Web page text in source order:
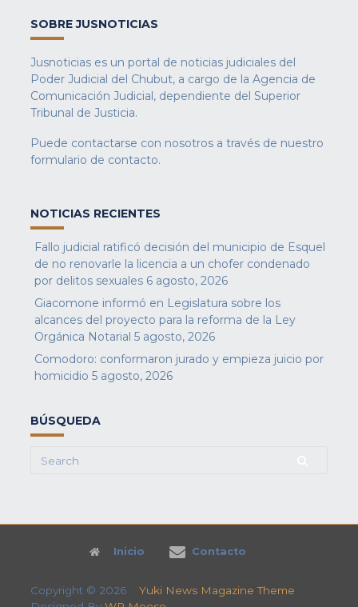
SOBRE JUSNOTICIAS
Jusnoticias es un portal de noticias judiciales del
Poder Judicial del Chubut, a cargo de la Agencia de
Comunicación Judicial, dependiente del Superior
Tribunal de Justicia.
Puede contactarse con nosotros a través de nuestro
formulario de contacto.
NOTICIAS RECIENTES
Fallo judicial ratificó decisión del municipio de Esquel
de no renovarle la licencia a un chofer condenado
por delitos sexuales 6 agosto, 2026
Giacomone informó en Legislatura sobre los
alcances del proyecto para la reforma de la Ley
Orgánica Notarial 5 agosto, 2026
Comodoro: conformaron jurado y empieza juicio por
homicidio 5 agosto, 2026
BÚSQUEDA
Search
Inicio Contacto
Copyright © 2026 Yuki News Magazine Theme